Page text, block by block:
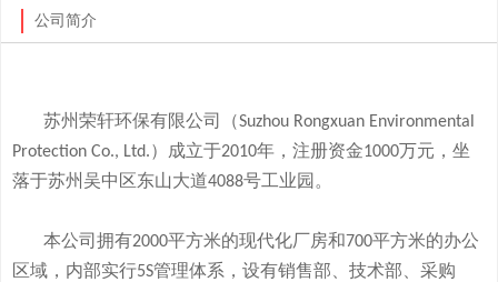
公司简介
苏州荣轩环保有限公司（Suzhou Rongxuan Environmental
Protection Co., Ltd.）成立于2010年，注册资金1000万元，坐
落于苏州吴中区东山大道4088号工业园。
本公司拥有2000平方米的现代化厂房和700平方米的办公
区域，内部实行5S管理体系，设有销售部、技术部、采购